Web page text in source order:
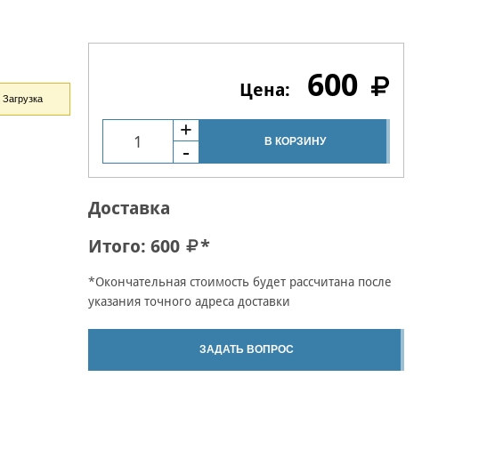
600
В КОРЗИНУ
Доставка
Итого: 600 *
*Окончательная стоимость будет рассчитана после
указания точного адреса доставки
ЗАДАТЬ ВОПРОС
Загрузка